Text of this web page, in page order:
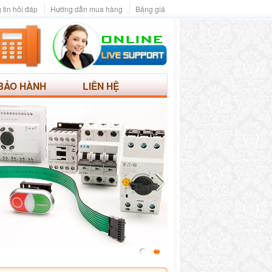
Bảng giá
Hướng dẫn mua hàng
tin hỏi đáp
HÀNH LIÊN HỆ